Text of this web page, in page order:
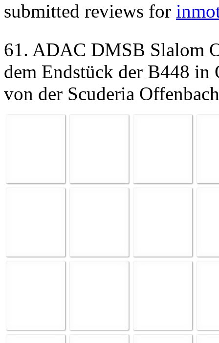
submitted reviews for
61. ADAC DMSB Slalom
dem Endstück der B448 in
von der Scuderia